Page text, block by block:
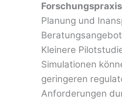
Planung und
Kleinere
Simulationen
geringeren
Anforderungen